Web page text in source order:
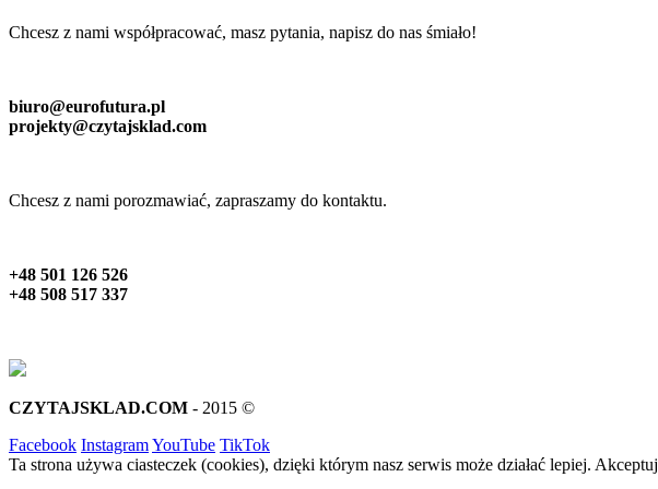
Chcesz z nami współpracować, masz pytania, napisz do nas śmiało!
biuro@eurofutura.pl
projekty@czytajsklad.com
Chcesz z nami porozmawiać, zapraszamy do kontaktu.
+48 501 126 526
+48 508 517 337
CZYTAJSKLAD.COM - 2015 ©
Facebook InstagramYouTube TikTok
Ta strona używa ciasteczek (cookies), dzięki którym nasz serwis może działać lepiej. Akceptuj